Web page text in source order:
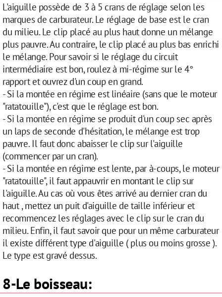
L'aiguille possède de 3 à 5 crans de réglage selon les
marques de carburateur. Le réglage de base est le cran
du milieu. Le clip placé au plus haut donne un mélange
plus pauvre. Au contraire, le clip placé au plus bas enrichi
le mélange. Pour savoir si le réglage du circuit
intermédiaire est bon, roulez à mi-régime sur le 4°
rapport et ouvrez d'un coup en grand.
- Si la montée en régime est linéaire (sans que le moteur
"ratatouille"), c'est que le réglage est bon.
- Si la montée en régime se produit d'un coup sec après
un laps de seconde d'hésitation, le mélange est trop
pauvre. Il faut donc abaisser le clip sur l'aiguille
(commencer par un cran).
- Si la montée en régime est lente, par à-coups, le moteur
"ratatouille", il faut appauvrir en montant le clip sur
l'aiguille. Au cas où vous êtes arrivé au dernier cran du
haut , mettez un puit d'aiguille de taille inférieur et
recommencez les réglages avec le clip sur le cran du
milieu. Enfin, il faut savoir que pour un même carburateur
il existe différent type d'aiguille ( plus ou moins grosse ).
Le type est gravé dessus.
8-Le boisseau: